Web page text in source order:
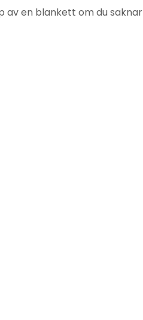
av en blankett om du saknar